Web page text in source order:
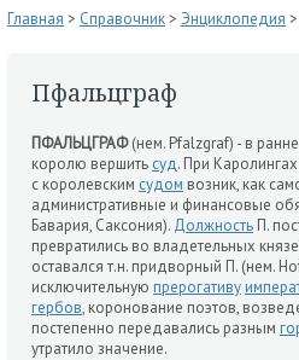
Главная > Справочник> Энциклопедия
Пфальцграф
ПФАЛЬЦГРАФ(нем. Pfalzgraf) - в
королю вершить суд. При
с королевским судом возник, как
административные и финансовые
Бавария, Саксония). Должность П.
превратились во владетельных
оставался т.н. придворный П. (нем.
исключительную прерогативу
гербов, коронование поэтов,
постепенно передавались разным
утратило значение.